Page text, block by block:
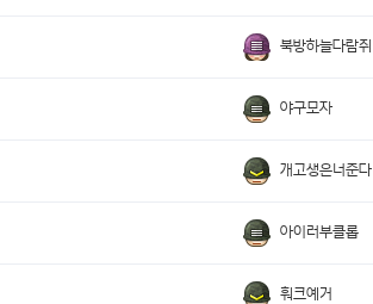
북방하늘다람쥐
야구모자
개고생은너준다
아이러부클롭
훠크예거